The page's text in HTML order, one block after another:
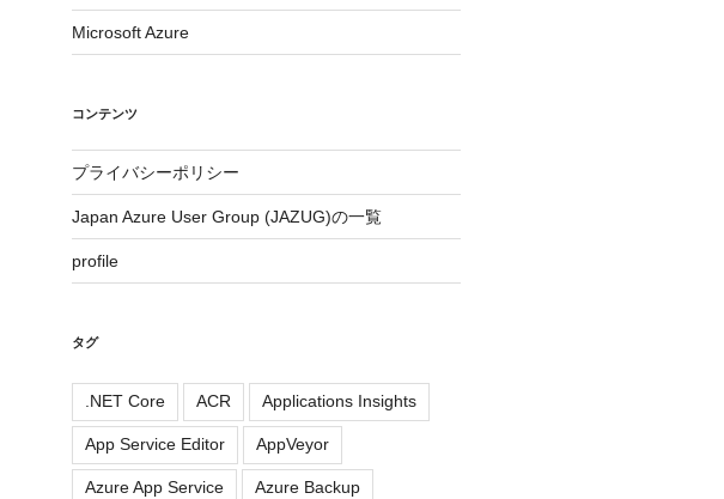
Microsoft Azure
コンテンツ
プライバシーポリシー
Japan Azure User Group (JAZUG)の一覧
profile
タグ
.NET Core ACR Applications Insights
App Service Editor AppVeyor
Azure App Service Azure Backup